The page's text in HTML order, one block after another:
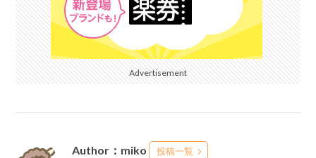
Advertisement
Author：miko 投稿一覧